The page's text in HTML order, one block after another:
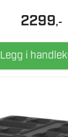
2299,-
Legg i